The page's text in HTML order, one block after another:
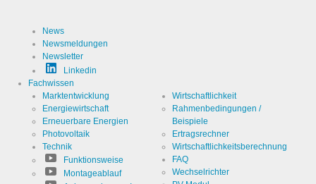
News
Newsmeldungen
Newsletter
Linkedin
Fachwissen
Marktentwicklung
Energiewirtschaft
Erneuerbare Energien
Photovoltaik
Technik
Funktionsweise
Montageablauf
Wirtschaftlichkeit
Rahmenbedingungen /
Beispiele
Ertragsrechner
Wirtschaftlichkeitsberechnung
FAQ
Wechselrichter